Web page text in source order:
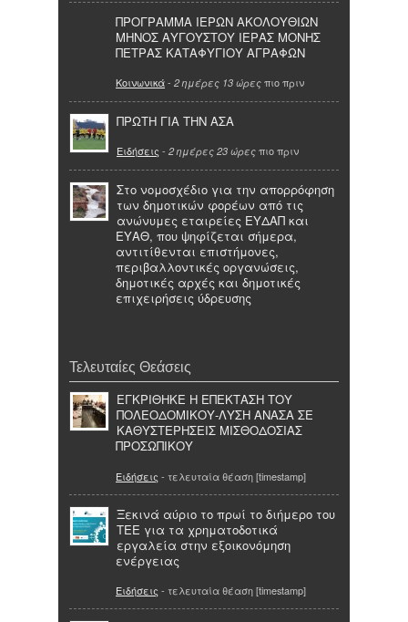
ΠΡΟΓΡΑΜΜΑ ΙΕΡΩΝ ΑΚΟΛΟΥΘΙΩΝ
ΜΗΝΟΣ ΑΥΓΟΥΣΤΟΥ ΙΕΡΑΣ ΜΟΝΗΣ
ΠΕΤΡΑΣ ΚΑΤΑΦΥΓΙΟΥ ΑΓΡΑΦΩΝ
Κοινωνικά- 2 ημέρες 13 ώρες πιο πριν
ΠΡΩΤΗ ΓΙΑ ΤΗΝ ΑΣΑ
Ειδήσεις - 2 ημέρες 23 ώρες πιο πριν
Στο νομοσχέδιο για την απορρόφηση
των δημοτικών φορέων από τις
ανώνυμες εταιρείες ΕΥΔΑΠ και
ΕΥΑΘ, που ψηφίζεται σήμερα,
αντιτίθενται επιστήμονες,
περιβαλλοντικές οργανώσεις,
δημοτικές αρχές και δημοτικές
επιχειρήσεις ύδρευσης
Τελευταίες Θεάσεις
ΕΓΚΡΙΘΗΚΕ Η ΕΠΕΚΤΑΣΗ ΤΟΥ
ΠΟΛΕΟΔΟΜΙΚΟΥ-ΛΥΣΗ ΑΝΑΣΑ ΣΕ
ΚΑΘΥΣΤΕΡΗΣΕΙΣ ΜΙΣΘΟΔΟΣΙΑΣ
ΠΡΟΣΩΠΙΚΟΥ
Ειδήσεις - τελευταία θέαση [timestamp]
Ξεκινά αύριο το πρωί το διήμερο του
ΤΕΕ για τα χρηματοδοτικά
εργαλεία στην εξοικονόμηση
ενέργειας
Ειδήσεις - τελευταία θέαση [timestamp]